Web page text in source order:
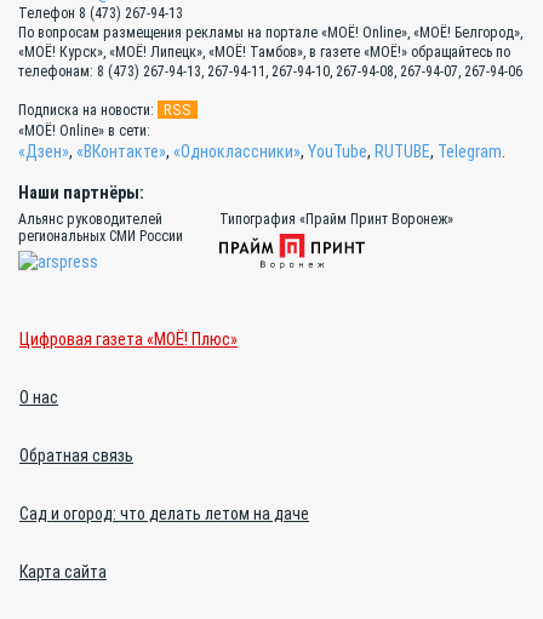
Телефон 8 (473) 267-94-13
По вопросам размещения рекламы на портале «МОЁ! Online», «МОЁ! Белгород»,
«МОЁ! Курск», «МОЁ! Липецк», «МОЁ! Тамбов», в газете «МОЁ!» обращайтесь по
телефонам: 8 (473) 267-94-13, 267-94-11, 267-94-10, 267-94-08, 267-94-07, 267-94-06
Подписка на новости: RSS
«МОЁ! Online» в сети:
«Дзен», «ВКонтакте», «Одноклассники», YouTube, RUTUBE, Telegram
Наши партнёры:
Альянс руководителей
региональных СМИ России
Типография «Прайм Принт Воронеж»
Цифровая газета «МОЁ! Плюс»
О нас
Обратная связь
Сад и огород: что делать летом на даче
Карта сайта